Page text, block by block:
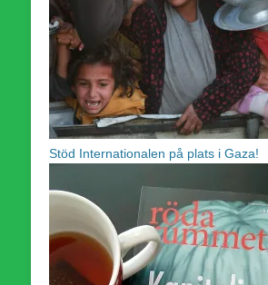
Stöd Internationalen på plats i Gaza!